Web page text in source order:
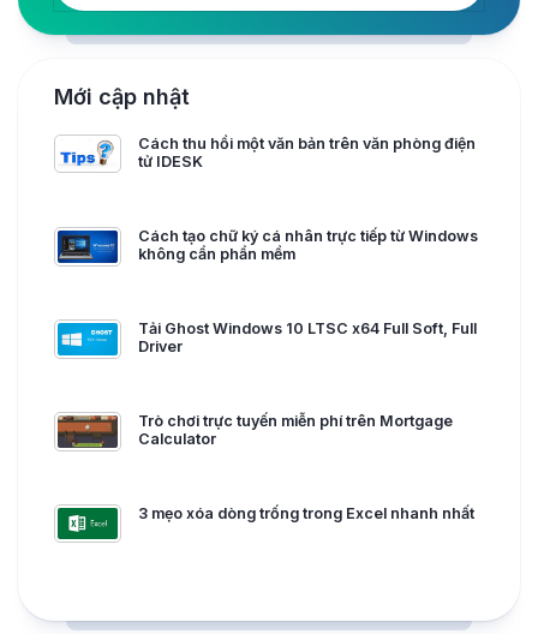
Mới cập nhật
Cách thu hồi một văn bản trên văn phòng điện
tử IDESK
Cách tạo chữ ký cá nhân trực tiếp từ Windows
không cần phần mềm
Tải Ghost Windows 10 LTSC x64 Full Soft, Full
Driver
Trò chơi trực tuyến miễn phí trên Mortgage
Calculator
3 mẹo xóa dòng trống trong Excel nhanh nhất